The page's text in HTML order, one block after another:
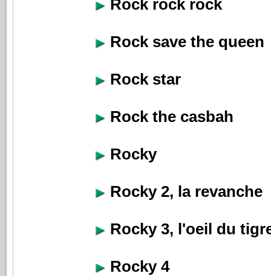
Rock rock rock
Rock save the queen
Rock star
Rock the casbah
Rocky
Rocky 2, la revanche
Rocky 3, l'oeil du
Rocky 4